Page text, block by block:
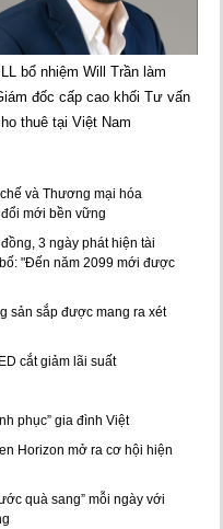
bổ nhiệm Will Trần làm
đốc cấp cao khối Tư vấn
thuê tại Việt Nam
và Thương mại hóa
mới bền vững
3 ngày phát hiện tài
"Đến năm 2099 mới được
sản sắp được mang ra xét
cắt giảm lãi suất
phục” gia đình Việt
Horizon mở ra cơ hội hiện
quà sang” mỗi ngày với